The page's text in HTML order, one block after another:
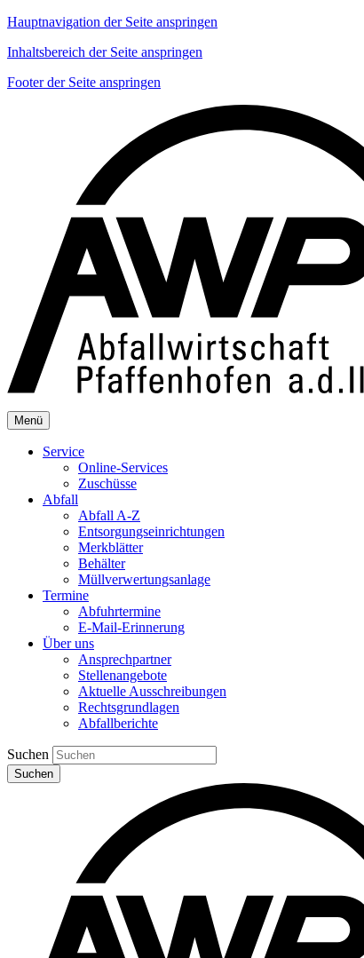
Hauptnavigation der Seite anspringen
Inhaltsbereich der Seite anspringen
Footer der Seite anspringen
Menü
Service
Online-Services
Zuschüsse
Abfall
Abfall A-Z
Entsorgungseinrichtungen
Merkblätter
Behälter
Müllverwertungsanlage
Termine
Abfuhrtermine
E-Mail-Erinnerung
Über uns
Ansprechpartner
Stellenangebote
Aktuelle Ausschreibungen
Rechtsgrundlagen
Abfallberichte
Suchen
Suchen